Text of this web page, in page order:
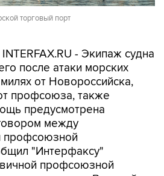
- Экипаж судна
от Новороссийска,
профсоюза, также
предусмотрена
между
профсоюзной
"Интерфаксу"
профсоюзной
предприятия Валерий